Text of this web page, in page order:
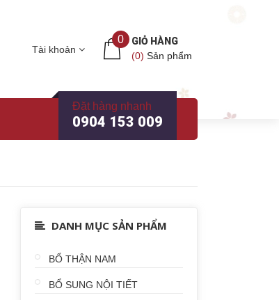
Tài khoản
0
GIỎ HÀNG
(0) Sản phẩm
Đặt hàng nhanh
0904 153 009
DANH MỤC SẢN PHẨM
BỔ THẬN NAM
BỔ SUNG NỘI TIẾT